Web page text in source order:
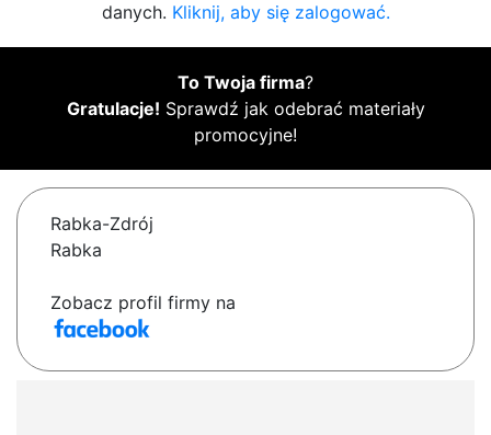
danych. Kliknij, aby się zalogować.
To Twoja firma?
Gratulacje! Sprawdź jak odebrać materiały
promocyjne!
Rabka-Zdrój
Rabka
Zobacz profil firmy na